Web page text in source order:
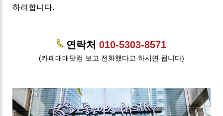
하려합니다.
연락처 010-5303-8571
(카페매매닷컴 보고 전화했다고 하시면 됩니다)